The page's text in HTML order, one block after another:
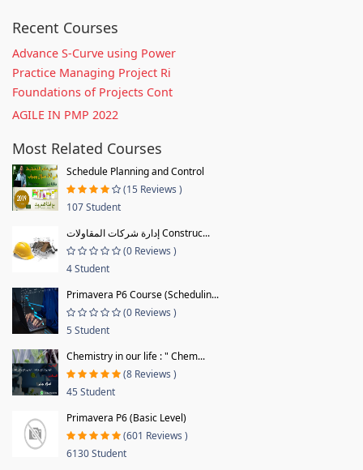
Recent Courses
Advance S-Curve using Power
Practice Managing Project Ri
Foundations of Projects Cont
AGILE IN PMP 2022
Most Related Courses
Schedule Planning and Control
(15 Reviews )
107 Student
إدارة شركات المقاولات Construc...
(0 Reviews )
4 Student
Primavera P6 Course (Schedulin...
(0 Reviews )
5 Student
Chemistry in our life : " Chem...
(8 Reviews )
45 Student
Primavera P6 (Basic Level)
(601 Reviews )
6130 Student